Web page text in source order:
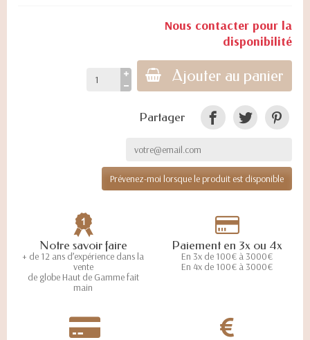
Nous contacter pour la
disponibilité
Ajouter au panier
Partager
Prévenez-moi lorsque le produit est disponible
Notre savoir faire
+ de 12 ans d’expérience dans la
vente
de globe Haut de Gamme fait
main
Paiement en 3x ou 4x
En 3x de 100€ à 3000€
En 4x de 100€ à 3000€